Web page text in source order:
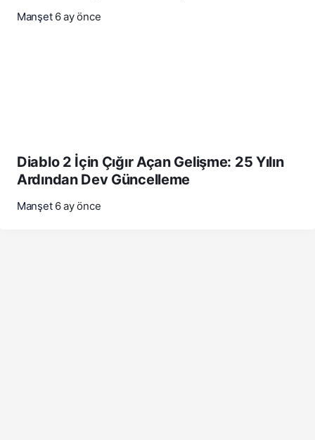
Manşet 6 ay önce
Diablo 2 İçin Çığır Açan Gelişme: 25 Yılın
Ardından Dev Güncelleme
Manşet 6 ay önce